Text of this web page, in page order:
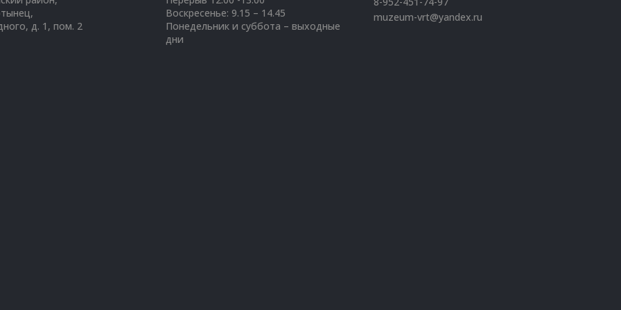
д. 1, пом. 2
Воскресенье: 9.15 – 14.45
Понедельник и суббота – выходные
дни
muzeum-vrt@yandex.ru